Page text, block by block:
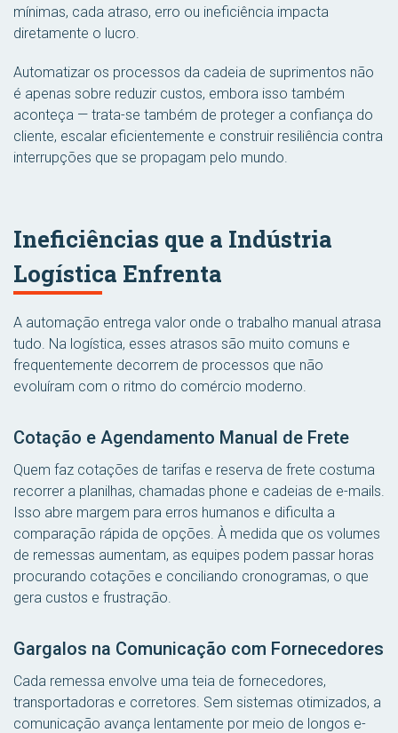
mínimas, cada atraso, erro ou ineficiência impacta
diretamente o lucro.
Automatizar os processos da cadeia de suprimentos não
é apenas sobre reduzir custos, embora isso também
aconteça — trata-se também de proteger a confiança do
cliente, escalar eficientemente e construir resiliência contra
interrupções que se propagam pelo mundo.
Ineficiências que a Indústria
Logística Enfrenta
A automação entrega valor onde o trabalho manual atrasa
tudo. Na logística, esses atrasos são muito comuns e
frequentemente decorrem de processos que não
evoluíram com o ritmo do comércio moderno.
Cotação e Agendamento Manual de Frete
Quem faz cotações de tarifas e reserva de frete costuma
recorrer a planilhas, chamadas phone e cadeias de e-mails.
Isso abre margem para erros humanos e dificulta a
comparação rápida de opções. À medida que os volumes
de remessas aumentam, as equipes podem passar horas
procurando cotações e conciliando cronogramas, o que
gera custos e frustração.
Gargalos na Comunicação com Fornecedores
Cada remessa envolve uma teia de fornecedores,
transportadoras e corretores. Sem sistemas otimizados, a
comunicação avança lentamente por meio de longos e-